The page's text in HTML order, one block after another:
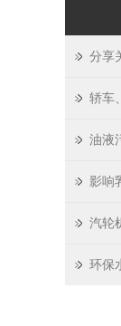
分享
油液
影响
汽轮